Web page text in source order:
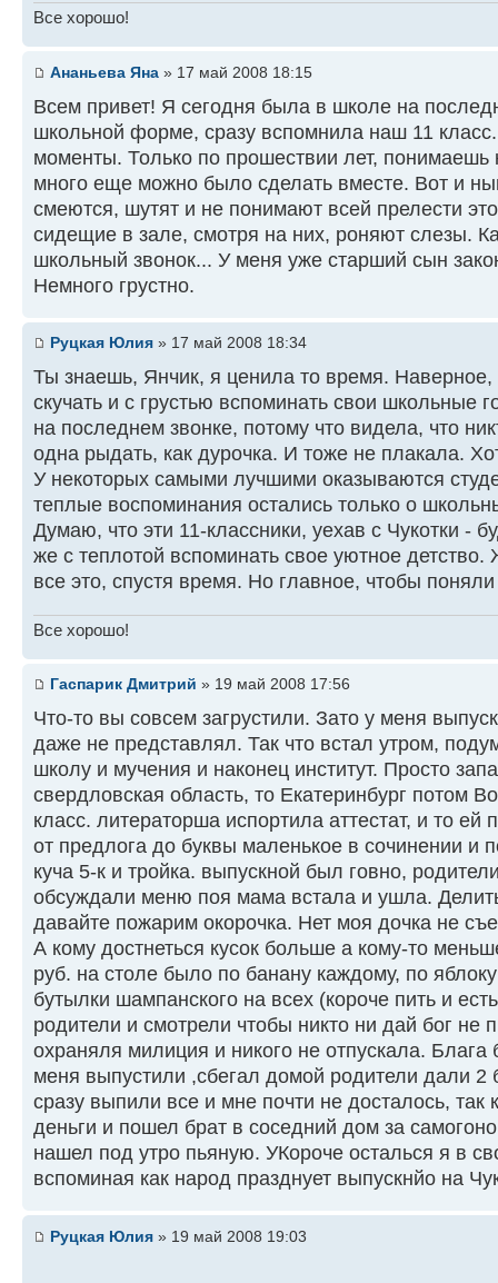
Все хорошо!
Ананьева Яна » 17 май 2008 18:15
Всем привет! Я сегодня была в школе на
школьной форме, сразу вспомнила наш 11
моменты. Только по прошествии лет, понимаешь
много еще можно было сделать вместе. Вот и
смеются, шутят и не понимают всей прелести
сидещие в зале, смотря на них, роняют слезы.
школьный звонок... У меня уже старший сын
Немного грустно.
Руцкая Юлия » 17 май 2008 18:34
Ты знаешь, Янчик, я ценила то время. Наверное,
скучать и с грустью вспоминать свои школьные
на последнем звонке, потому что видела, что
одна рыдать, как дурочка. И тоже не плакала.
У некоторых самыми лучшими оказываются
теплые воспоминания остались только о
Думаю, что эти 11-классники, уехав с Чукотки -
же с теплотой вспоминать свое уютное
все это, спустя время. Но главное, чтобы
Все хорошо!
Гаспарик Дмитрий » 19 май 2008 17:56
Что-то вы совсем загрустили. Зато у меня
даже не представлял. Так что встал утром,
школу и мучения и наконец институт. Просто
свердловская область, то Екатеринбург потом
класс. литераторша испортила аттестат, и то ей
от предлога до буквы маленькое в сочинении и
куча 5-к и тройка. выпускной был говно,
обсуждали меню поя мама встала и ушла.
давайте пожарим окорочка. Нет моя дочка не
А кому достнеться кусок больше а кому-то
руб. на столе было по банану каждому, по
бутылки шампанского на всех (короче пить и
родители и смотрели чтобы никто ни дай бог не
охраняля милиция и никого не отпускала.
меня выпустили ,сбегал домой родители дали 2
сразу выпили все и мне почти не досталось, так
деньги и пошел брат в соседний дом за
нашел под утро пьяную. УКороче осталься я в
вспоминая как народ празднует выпускнйо на
Руцкая Юлия » 19 май 2008 19:03